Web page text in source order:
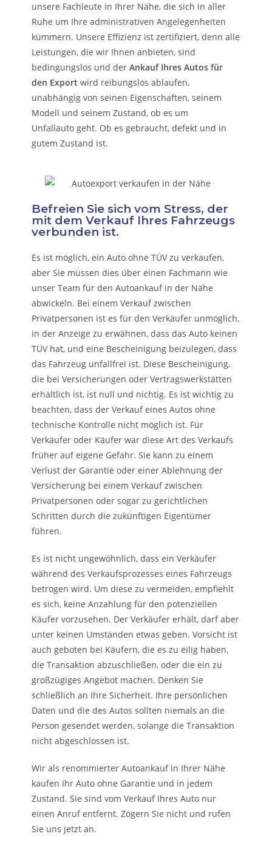
unsere Fachleute in Ihrer Nähe, die sich in aller
Ruhe um Ihre administrativen Angelegenheiten
kümmern. Unsere Effizienz ist zertifiziert, denn alle
Leistungen, die wir Ihnen anbieten, sind
bedingungslos und derAnkauf Ihres Autos für
den Export wird reibungslos ablaufen,
unabhängig von seinen Eigenschaften, seinem
Modell und seinem Zustand, ob es um
Unfallauto geht. Ob es gebraucht, defekt und in
gutem Zustand ist.
Befreien Sie sich vom Stress, der
mit dem Verkauf Ihres Fahrzeugs
verbunden ist.
Es ist möglich, ein Auto ohne TÜV zu verkaufen,
aber Sie müssen dies über einen Fachmann wie
unser Team für den Autoankauf in der Nähe
abwickeln. Bei einem Verkauf zwischen
Privatpersonen ist es für den Verkäufer unmöglich,
in der Anzeige zu erwähnen, dass das Auto keinen
TÜV hat, und eine Bescheinigung beizulegen, dass
das Fahrzeug unfallfrei ist. Diese Bescheinigung,
die bei Versicherungen oder Vertragswerkstätten
erhältlich ist, ist null und nichtig. Es ist wichtig zu
beachten, dass der Verkauf eines Autos ohne
technische Kontrolle nicht möglich ist. Für
Verkäufer oder Käufer war diese Art des Verkaufs
früher auf eigene Gefahr. Sie kann zu einem
Verlust der Garantie oder einer Ablehnung der
Versicherung bei einem Verkauf zwischen
Privatpersonen oder sogar zu gerichtlichen
Schritten durch die zukünftigen Eigentümer
führen.
Es ist nicht ungewöhnlich, dass ein Verkäufer
während des Verkaufsprozesses eines Fahrzeugs
betrogen wird. Um diese zu vermeiden, empfiehlt
es sich, keine Anzahlung für den potenziellen
Käufer vorzusehen. Der Verkäufer erhält, darf aber
unter keinen Umständen etwas geben. Vorsicht ist
auch geboten bei Käufern, die es zu eilig haben,
die Transaktion abzuschließen, oder die ein zu
großzügiges Angebot machen. Denken Sie
schließlich an Ihre Sicherheit. Ihre persönlichen
Daten und die des Autos sollten niemals an die
Person gesendet werden, solange die Transaktion
nicht abgeschlossen ist.
Wir als renommierter Autoankauf in Ihrer Nähe
kaufen Ihr Auto ohne Garantie und in jedem
Zustand. Sie sind vom Verkauf Ihres Auto nur
einen Anruf entfernt. Zögern Sie nicht und rufen
Sie uns jetzt an.